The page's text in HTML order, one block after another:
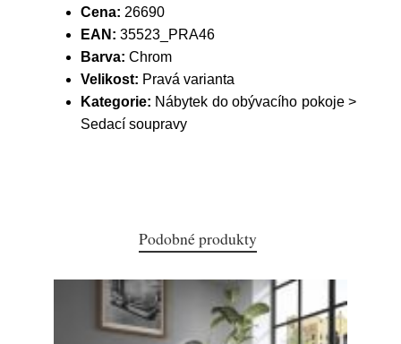
Cena: 26690
EAN: 35523_PRA46
Barva: Chrom
Velikost: Pravá varianta
Kategorie: Nábytek do obývacího pokoje >
Sedací soupravy
Podobné produkty